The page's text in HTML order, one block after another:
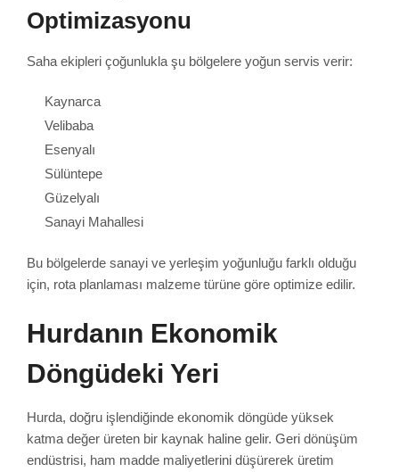
Optimizasyonu
Saha ekipleri çoğunlukla şu bölgelere yoğun servis verir:
Kaynarca
Velibaba
Esenyalı
Sülüntepe
Güzelyalı
Sanayi Mahallesi
Bu bölgelerde sanayi ve yerleşim yoğunluğu farklı olduğu
için, rota planlaması malzeme türüne göre optimize edilir.
Hurdanın Ekonomik
Döngüdeki Yeri
Hurda, doğru işlendiğinde ekonomik döngüde yüksek
katma değer üreten bir kaynak haline gelir. Geri dönüşüm
endüstrisi, ham madde maliyetlerini düşürerek üretim